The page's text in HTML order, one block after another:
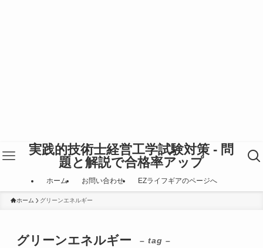
実践的技術士経営工学試験対策 - 問
題と解説で合格率アップ
ホーム お問い合わせ EZライフギアのページへ
ホーム グリーンエネルギー
グリーンエネルギー – tag –